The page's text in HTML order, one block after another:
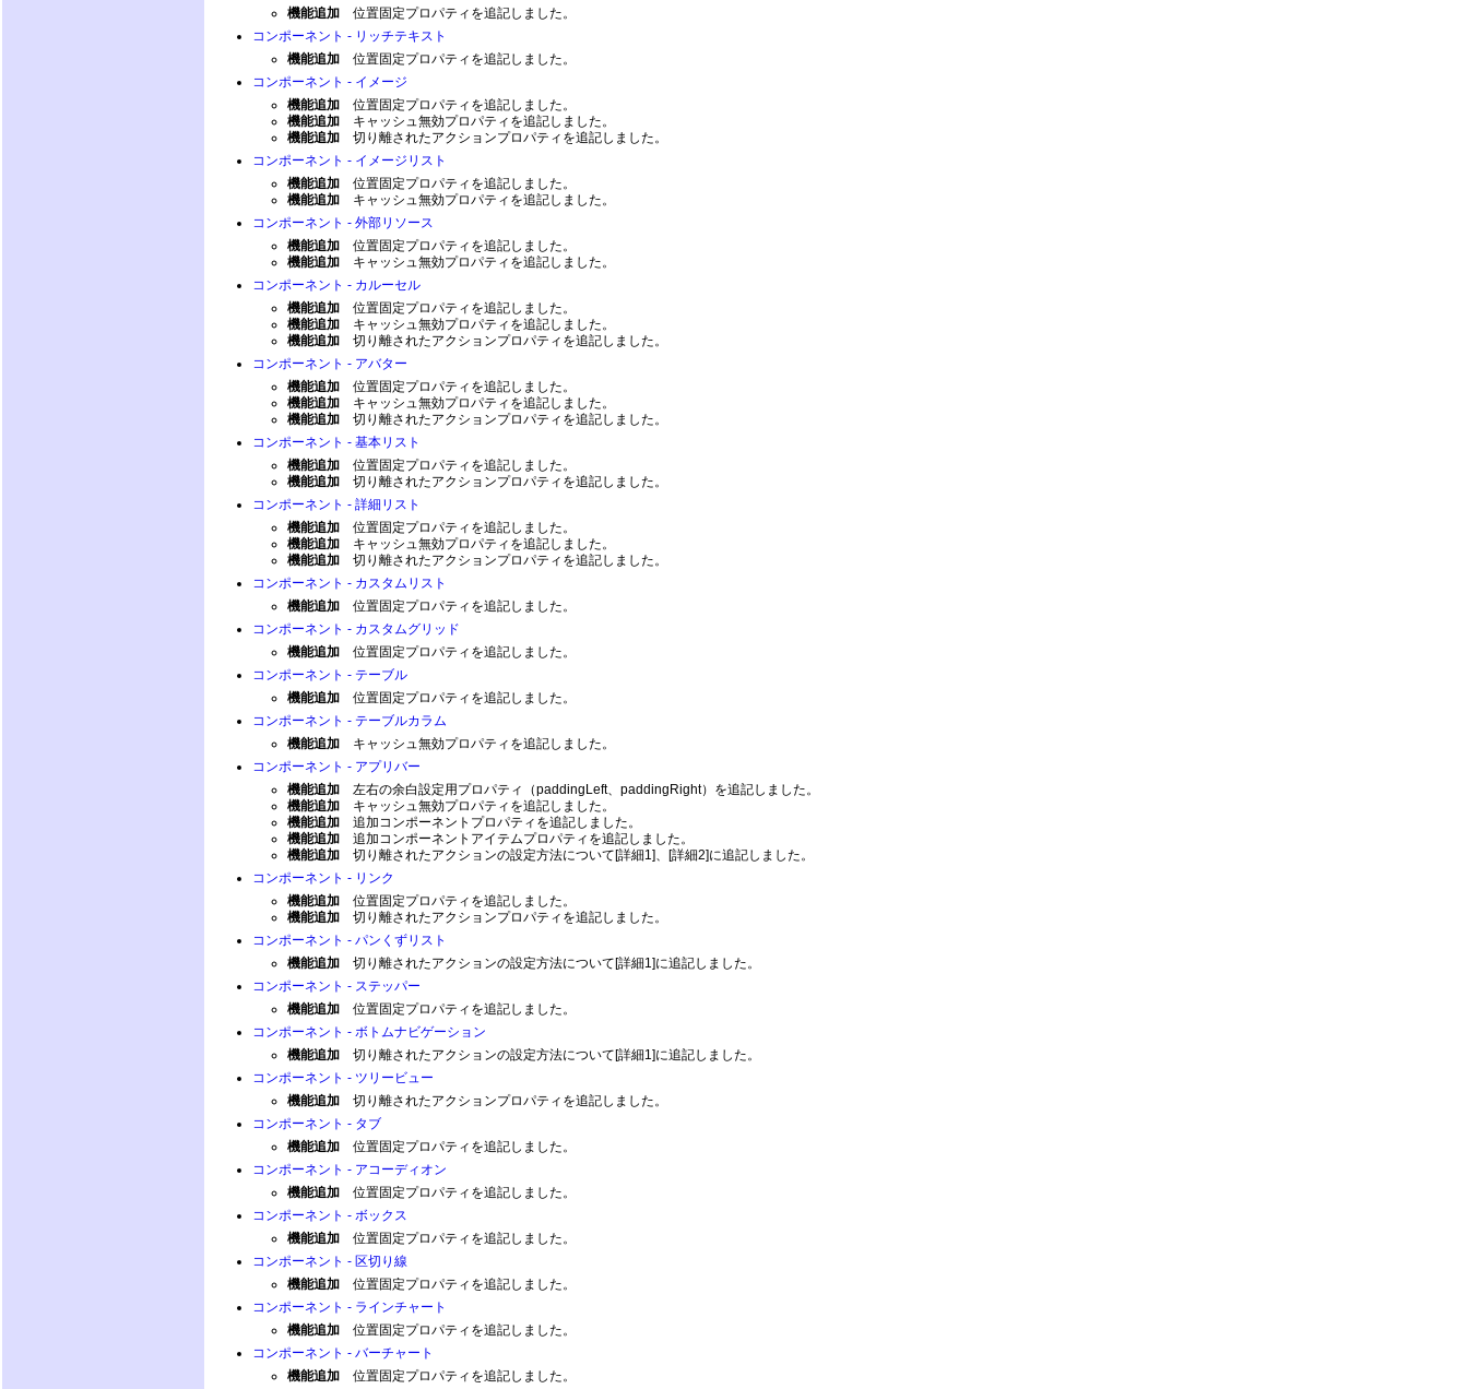
機能追加位置固定プロパティを追記しました。
コンポーネント - リッチテキスト
機能追加位置固定プロパティを追記しました。
コンポーネント - イメージ
機能追加位置固定プロパティを追記しました。
機能追加キャッシュ無効プロパティを追記しました。
機能追加切り離されたアクションプロパティを追記しました。
コンポーネント - イメージリスト
機能追加位置固定プロパティを追記しました。
機能追加キャッシュ無効プロパティを追記しました。
コンポーネント - 外部リソース
機能追加位置固定プロパティを追記しました。
機能追加キャッシュ無効プロパティを追記しました。
コンポーネント - カルーセル
機能追加位置固定プロパティを追記しました。
機能追加キャッシュ無効プロパティを追記しました。
機能追加切り離されたアクションプロパティを追記しました。
コンポーネント - アバター
機能追加位置固定プロパティを追記しました。
機能追加キャッシュ無効プロパティを追記しました。
機能追加切り離されたアクションプロパティを追記しました。
コンポーネント - 基本リスト
機能追加位置固定プロパティを追記しました。
機能追加切り離されたアクションプロパティを追記しました。
コンポーネント - 詳細リスト
機能追加位置固定プロパティを追記しました。
機能追加キャッシュ無効プロパティを追記しました。
機能追加切り離されたアクションプロパティを追記しました。
コンポーネント - カスタムリスト
機能追加位置固定プロパティを追記しました。
コンポーネント - カスタムグリッド
機能追加位置固定プロパティを追記しました。
コンポーネント - テーブル
機能追加位置固定プロパティを追記しました。
コンポーネント - テーブルカラム
機能追加キャッシュ無効プロパティを追記しました。
コンポーネント - アプリバー
機能追加左右の余白設定用プロパティ（paddingLeft、paddingRight）を追記しました。
機能追加キャッシュ無効プロパティを追記しました。
機能追加追加コンポーネントプロパティを追記しました。
機能追加追加コンポーネントアイテムプロパティを追記しました。
機能追加切り離されたアクションの設定方法について[詳細1]、[詳細2]に追記しました。
コンポーネント - リンク
機能追加位置固定プロパティを追記しました。
機能追加切り離されたアクションプロパティを追記しました。
コンポーネント - パンくずリスト
機能追加切り離されたアクションの設定方法について[詳細1]に追記しました。
コンポーネント - ステッパー
機能追加位置固定プロパティを追記しました。
コンポーネント - ボトムナビゲーション
機能追加切り離されたアクションの設定方法について[詳細1]に追記しました。
コンポーネント - ツリービュー
機能追加切り離されたアクションプロパティを追記しました。
コンポーネント - タブ
機能追加位置固定プロパティを追記しました。
コンポーネント - アコーディオン
機能追加位置固定プロパティを追記しました。
コンポーネント - ボックス
機能追加位置固定プロパティを追記しました。
コンポーネント - 区切り線
機能追加位置固定プロパティを追記しました。
コンポーネント - ラインチャート
機能追加位置固定プロパティを追記しました。
コンポーネント - バーチャート
機能追加位置固定プロパティを追記しました。